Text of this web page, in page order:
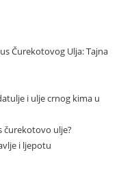
Čurekotovog Ulja: Tajna
i ulje crnog kima u
čurekotovo ulje?
i ljepotu